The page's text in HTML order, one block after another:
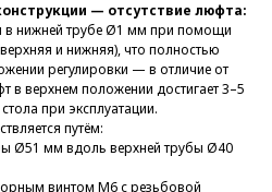
— отсутствие люфта:
в нижней трубе Ø1 мм при помощи
и нижняя), что полностью
регулировки — в отличие от
в верхнем положении достигает 3–5
при эксплуатации.
путём:
Ø51 мм вдоль верхней трубы Ø40
винтом М6 с резьбовой